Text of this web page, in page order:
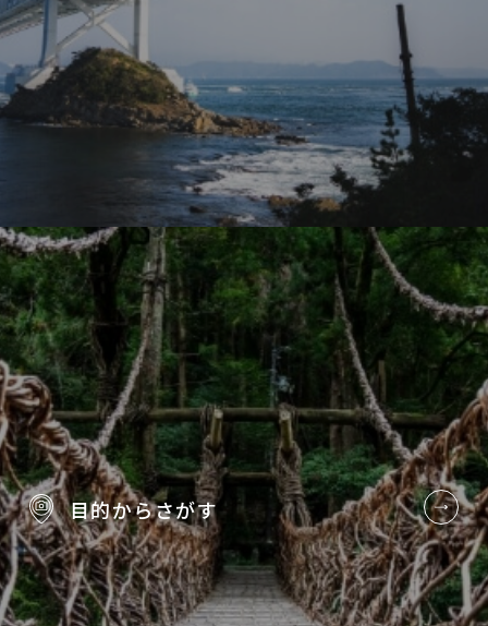
目的からさがす